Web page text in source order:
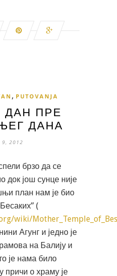
, PUTOVANJA
ДАН ПРЕ
ДАНА
9, 2012
брзо да се
док још сунце није
план нам је био
(
wiki/
Агунг и једно је
на Балију и
је нама било
причи о храму је